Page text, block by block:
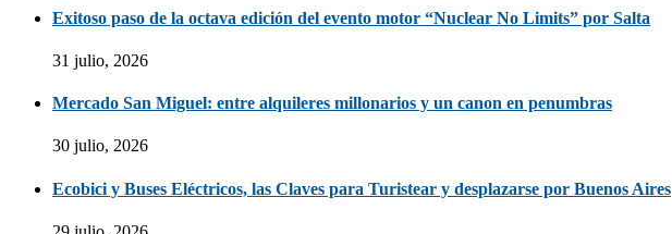
Exitoso paso de la octava edición del evento motor “Nuclear No Limits” por Salta
31 julio, 2026
Mercado San Miguel: entre alquileres millonarios y un canon en penumbras
30 julio, 2026
Ecobici y Buses Eléctricos, las Claves para Turistear y desplazarse por Buenos Aires